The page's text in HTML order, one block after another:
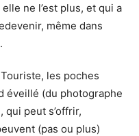
ne l’est plus, et qui a
même dans
les poches
éveillé (du photographe
qui peut s’offrir,
(pas ou plus)